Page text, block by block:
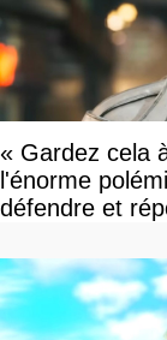
« Gardez cela
l'énorme
défendre et